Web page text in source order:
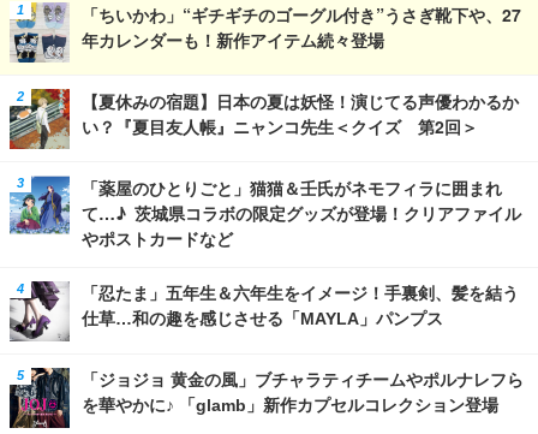
「ちいかわ」“ギチギチのゴーグル付き”うさぎ靴下や、27
年カレンダーも！新作アイテム続々登場
【夏休みの宿題】日本の夏は妖怪！演じてる声優わかるか
い？『夏目友人帳』ニャンコ先生＜クイズ 第2回＞
「薬屋のひとりごと」猫猫＆壬氏がネモフィラに囲まれ
て…♪ 茨城県コラボの限定グッズが登場！クリアファイル
やポストカードなど
「忍たま」五年生＆六年生をイメージ！手裏剣、髪を結う
仕草…和の趣を感じさせる「MAYLA」パンプス
「ジョジョ 黄金の風」ブチャラティチームやポルナレフら
を華やかに♪ 「glamb」新作カプセルコレクション登場